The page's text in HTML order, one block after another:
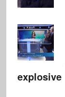
explosive